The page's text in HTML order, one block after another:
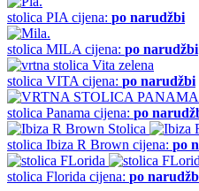
stolica PIA cijena: po narudžbi
stolica MILA cijena: po narudžbi
stolica VITA cijena: po narudžbi
stolica Panama cijena: po
stolica Ibiza R Brown cijena: po
stolica Florida cijena: po